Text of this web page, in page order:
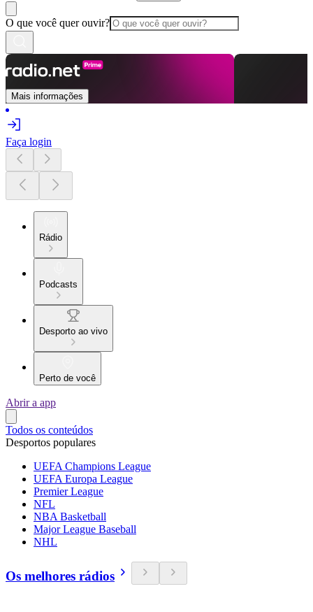
O que você quer ouvir?
Mais informações
Faça login
Rádio
Podcasts
Desporto ao vivo
Perto de você
Abrir a app
Todos os conteúdos
Desportos populares
UEFA Champions League
UEFA Europa League
Premier League
NFL
NBA Basketball
Major League Baseball
NHL
Os melhores rádios